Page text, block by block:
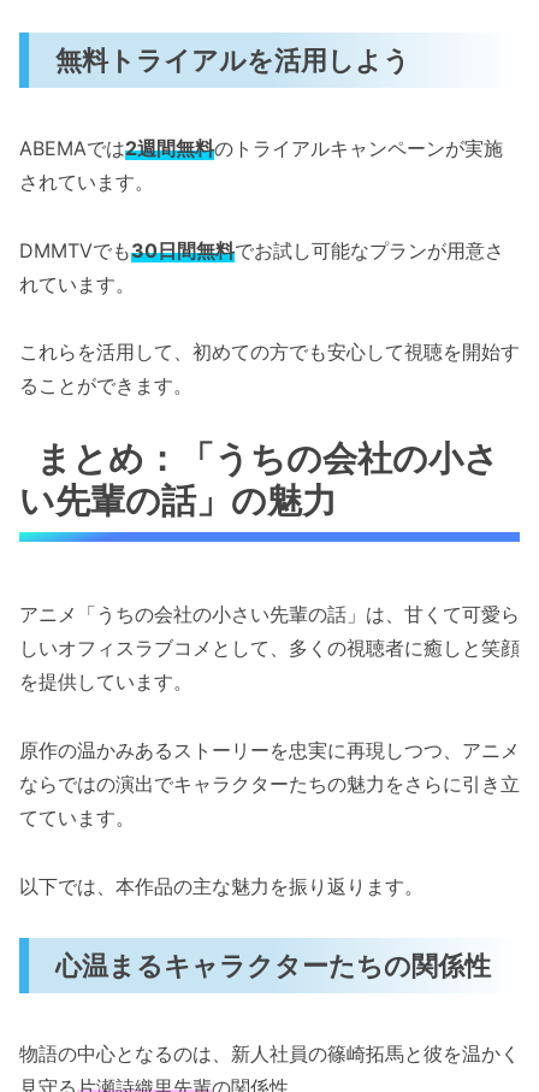
無料トライアルを活用しよう
ABEMAでは2週間無料のトライアルキャンペーンが実施
されています。
DMMTVでも30日間無料でお試し可能なプランが用意さ
れています。
これらを活用して、初めての方でも安心して視聴を開始す
ることができます。
まとめ：「うちの会社の小さ
い先輩の話」の魅力
アニメ「うちの会社の小さい先輩の話」は、甘くて可愛ら
しいオフィスラブコメとして、多くの視聴者に癒しと笑顔
を提供しています。
原作の温かみあるストーリーを忠実に再現しつつ、アニメ
ならではの演出でキャラクターたちの魅力をさらに引き立
てています。
以下では、本作品の主な魅力を振り返ります。
心温まるキャラクターたちの関係性
物語の中心となるのは、新人社員の篠崎拓馬と彼を温かく